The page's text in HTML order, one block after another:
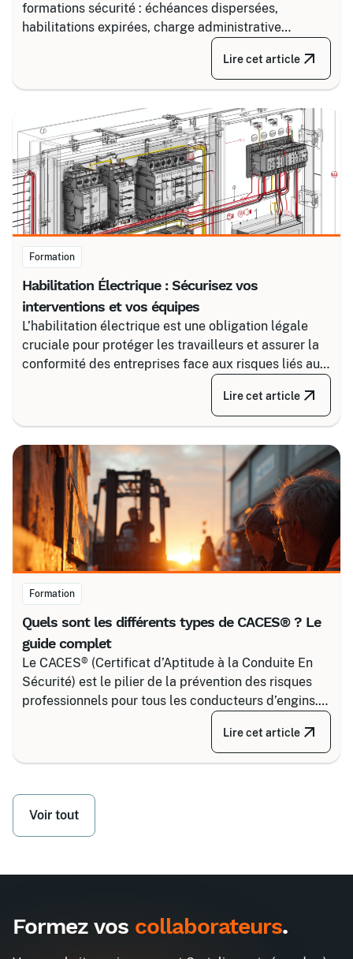
formations sécurité : échéances dispersées,
habilitations expirées, charge administrative
croissante. Découvrez comment structurer un suivi
fiable en associant un partenaire spécialisé comme
Certalis et un logiciel de gestion de formation (TMS).
Lire cet article
Formation
Habilitation Électrique : Sécurisez vos
interventions et vos équipes
L’habilitation électrique est une obligation légale
cruciale pour protéger les travailleurs et assurer la
conformité des entreprises face aux risques liés au
courant. Certalis vous accompagne avec des
formations sur-mesure, initiales ou de recyclage,
pour maîtriser tous les niveaux de sécurité, du
tension.
Lire cet article
Formation
Quels sont les différents types de CACES® ? Le
guide complet
Le CACES® (Certificat d’Aptitude à la Conduite En
Sécurité) est le pilier de la prévention des risques
professionnels pour tous les conducteurs d’engins.
Depuis la réforme de 2020, il s’articule autour de 8
grandes familles d’équipements, divisées selon
Lire cet article
Voir tout
Formez vos collaborateurs.